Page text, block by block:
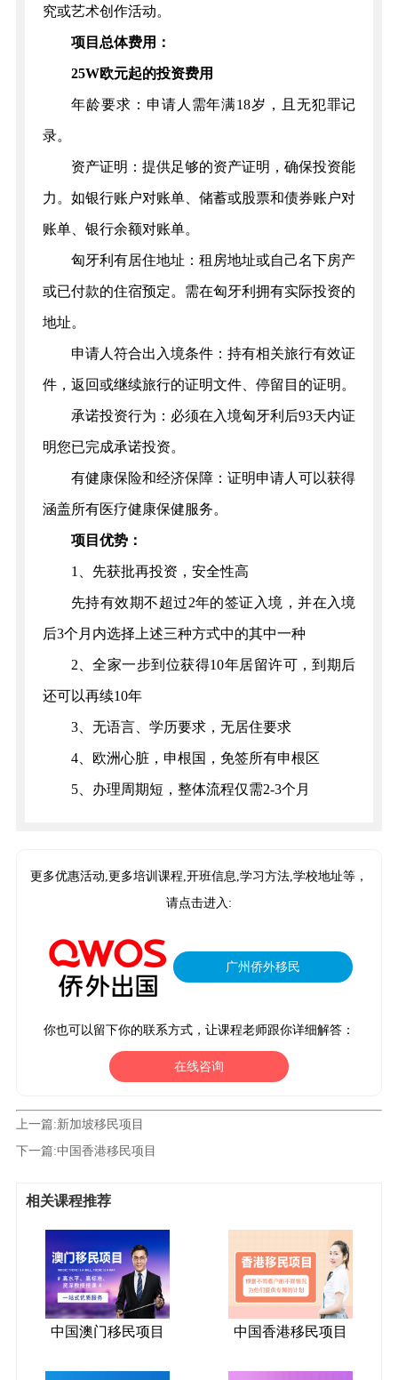
究或艺术创作活动。
项目总体费用：
25W欧元起的投资费用
年龄要求：申请人需年满18岁，且无犯罪记
录。
资产证明：提供足够的资产证明，确保投资能
力。如银行账户对账单、储蓄或股票和债券账户对
账单、银行余额对账单。
匈牙利有居住地址：租房地址或自己名下房产
或已付款的住宿预定。需在匈牙利拥有实际投资的
地址。
申请人符合出入境条件：持有相关旅行有效证
件，返回或继续旅行的证明文件、停留目的证明。
承诺投资行为：必须在入境匈牙利后93天内证
明您已完成承诺投资。
有健康保险和经济保障：证明申请人可以获得
涵盖所有医疗健康保健服务。
项目优势：
1、先获批再投资，安全性高
先持有效期不超过2年的签证入境，并在入境
后3个月内选择上述三种方式中的其中一种
2、全家一步到位获得10年居留许可，到期后
还可以再续10年
3、无语言、学历要求，无居住要求
4、欧洲心脏，申根国，免签所有申根区
5、办理周期短，整体流程仅需2-3个月
更多优惠活动,更多培训课程,开班信息,学习方法,学校地址等，
请点击进入:
广州侨外移民
你也可以留下你的联系方式，让课程老师跟你详细解答：
在线咨询
上一篇:新加坡移民项目
下一篇:中国香港移民项目
相关课程推荐
中国澳门移民项目 中国香港移民项目